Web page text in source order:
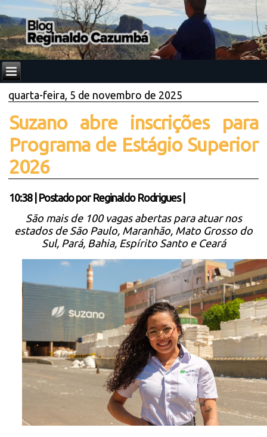
quarta-feira, 5 de novembro de 2025
Suzano abre inscrições para
Programa de Estágio Superior
2026
10:38| Postado por Reginaldo Rodrigues
São mais de 100 vagas abertas para atuar nos
estados de São Paulo, Maranhão, Mato Grosso do
Sul, Pará, Bahia, Espírito Santo e Ceará